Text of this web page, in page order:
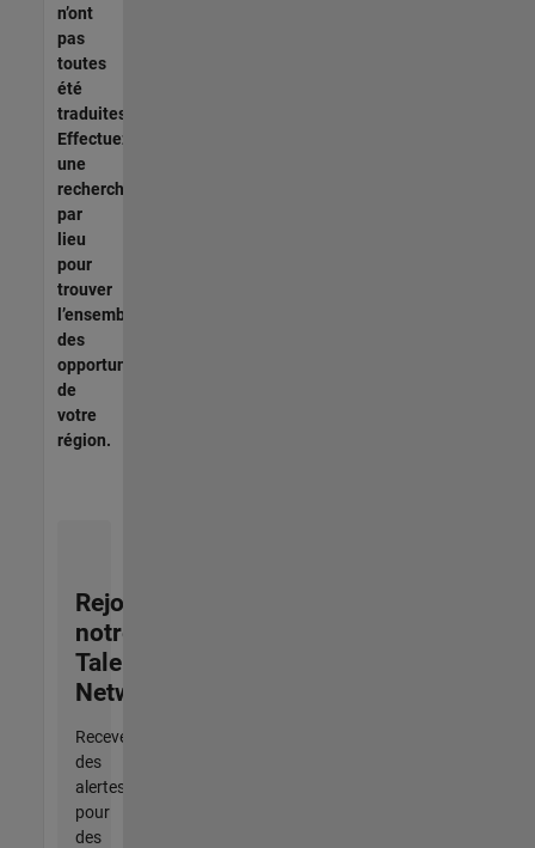
n’ont
pas
toutes
été
traduites.
Effectuez
une
recherche
par
lieu
pour
trouver
l’ensemble
des
opportunités
de
votre
région.
Rejoignez
notre
Talent
Network
Recevez
des
alertes
pour
des